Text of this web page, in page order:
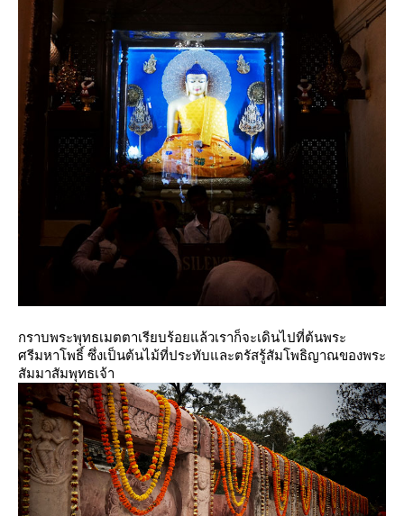
กราบพระพุทธเมตตาเรียบร้อยแล้วเราก็จะเดินไปที่ต้นพระ
ศรีมหาโพธิ์ ซึ่งเป็นต้นไม้ที่ประทับและตรัสรู้สัมโพธิญาณของพระ
สัมมาสัมพุทธเจ้า